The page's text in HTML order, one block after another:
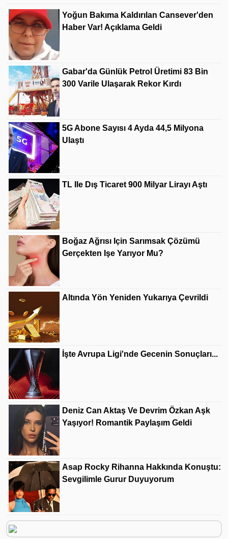
Yoğun Bakıma Kaldırılan Cansever'den
Haber Var! Açıklama Geldi
Gabar'da Günlük Petrol Üretimi 83 Bin
300 Varile Ulaşarak Rekor Kırdı
5G Abone Sayısı 4 Ayda 44,5 Milyona
Ulaştı
TL Ile Dış Ticaret 900 Milyar Lirayı Aştı
Boğaz Ağrısı Için Sarımsak Çözümü
Gerçekten Işe Yarıyor Mu?
Altında Yön Yeniden Yukarıya Çevrildi
İşte Avrupa Ligi'nde Gecenin Sonuçları...
Deniz Can Aktaş Ve Devrim Özkan Aşk
Yaşıyor! Romantik Paylaşım Geldi
Asap Rocky Rihanna Hakkında Konuştu:
Sevgilimle Gurur Duyuyorum